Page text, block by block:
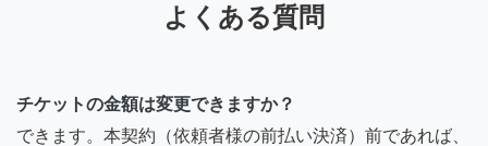
よくある質問
チケットの金額は変更できますか？
できます。本契約（依頼者様の前払い決済）前であれば、